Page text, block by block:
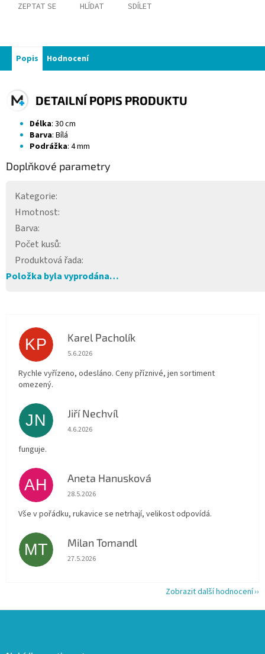
ZEPTAT SE HLÍDAT SDÍLET
Popis Hodnocení
DETAILNÍ POPIS PRODUKTU
Délka: 30 cm
Barva: Bílá
Podrážka: 4 mm
Doplňkové parametry
Kategorie:
Hmotnost:
Barva:
Počet kusů:
Produktová řada:
Položka byla vyprodána…
KP Karel Pacholík
Hodnocení obchodu je 4 z 5 hvězdiček.
5.6.2026
Rychle vyřízeno, odesláno. Ceny příznivé, jen sortiment
omezený.
JN Jiří Nechvíl
Hodnocení obchodu je 5 z 5 hvězdiček.
4.6.2026
funguje.
AH Aneta Hanusková
Hodnocení obchodu je 5 z 5 hvězdiček.
28.5.2026
Vše v pořádku, rukavice se netrhají, velikost odpovídá.
MT Milan Tomandl
Hodnocení obchodu je 5 z 5 hvězdiček.
27.5.2026
Zobrazit další hodnocení